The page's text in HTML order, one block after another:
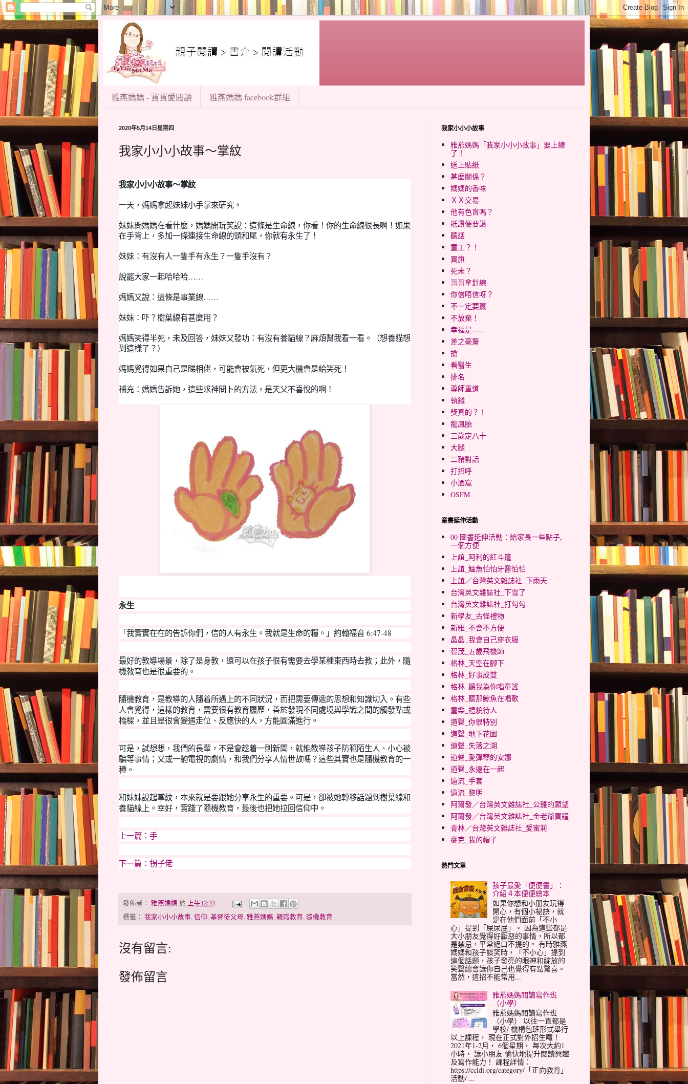
雅燕媽媽 - 寶寶愛閱讀 雅燕媽媽 facebook群組
2020年5月14日星期四
我家小小小故事～掌紋
我家小小小故事～掌紋
一天，媽媽拿起妹妹小手掌來研究。
妹妹問媽媽在看什麼，媽媽開玩笑說：這條是生命線，你看！你的生命線很長啊！如果
在手背上，多加一條連接生命線的頭和尾，你就有永生了！
妹妹：有沒有人一隻手有永生？一隻手沒有？
說罷大家一起哈哈哈……
媽媽又說：這條是事業線……
妹妹：吓？樹葉線有甚麼用？
媽媽笑得半死，未及回答，妹妹又發功：有沒有養貓線？麻煩幫我看一看。（想養貓想
到這樣了？）
媽媽覺得如果自己是睇相佬， 可能會被氣死，但更大機會是給笑死！
補充：媽媽告訴她，這些求神問卜的方法，是天父不喜悅的啊！
永生
「我實實在在的告訴你們，信的人有永生。我就是生命的糧。」約翰福音 6:47-48
最好的教導場景，除了是身教，還可以在孩子很有需要去學某種東西時去教 ； 此外，隨
機教育也是很重要的。
隨機教育，是教導的人隨着所遇上的不同狀況，而把需要傳遞的思想和知識切入。有些
人會覺得，這樣的教育，需要很有教育履歷，善於發現不同處境與學識之間的觸發點或
橋樑 ， 並且是很會變通走位 、 反應快的人，方能圓滿進行。
可是，試想想，我們的長輩，不是會趁着一則新聞，就能教導孩子防範陌生人、小心被
騙等事情；又或一齣電視的劇情，和我們分享人情世故嗎？這些其實也是隨機教育的一
種。
和妹妹說起掌紋，本來就是要跟她分享永生的重要。可是，卻被她轉移話題到樹葉線和
養貓線上。幸好，實踐了隨機教育，最後也把她拉回信仰中。
上一篇：手
下一篇：拐子佬
發佈者： 雅燕媽媽 於 上午12:33
標籤： 我家小小小故事,信仰,基督徒父母,雅燕媽媽,親職教育, 隨機教育
沒有留言:
發佈留言
我家小小小故事
雅燕媽媽「我家小小小故事」要上線
了！
送上貼紙
甚麼關係？
媽媽的香味
ＸＸ交易
他有色盲嗎？
抵讚便要讚
聽話
童工？！
買旗
死未？
哥哥拿針線
你信唔信呀？
不一定要贏
不放棄！
幸福是......
差之毫釐
搶
看醫生
排名
尊師重道
執錢
獎真的？！
龍鳳胎
三歲定八十
大腿
二豬對話
打招呼
小酒窩
OSFM
童書延伸活動
00 圖書延伸活動：給家長一些點子,
一個方便
上誼_阿利的紅斗篷
上誼_鱷魚怕怕牙醫怕怕
上誼／台灣英文雜誌社_下雨天
台灣英文雜誌社_下雪了
台灣英文雜誌社_打勾勾
新學友_古怪禮物
新雅_不會不方便
晶晶_我會自己穿衣服
智茂_五歲飛機師
格林_天空在腳下
格林_好事成雙
格林_聽我為你唱童謠
格林_聽那鯨魚在唱歌
童樂_禮貌待人
道聲_你很特別
道聲_地下花園
道聲_失落之湖
道聲_愛彈琴的安娜
道聲_永遠在一起
遠流_手套
遠流_黎明
阿爾發／台灣英文雜誌社_公雞的願望
阿爾發／台灣英文雜誌社_金老爺買鐘
青林／台灣英文雜誌社_愛蜜莉
麥克_我的帽子
熱門文章
孩子最愛「便便書」：
介紹４本便便繪本
如果你想和小朋友玩得
開心，有個小祕訣，就
是在他們面前「不小
心」提到「屎尿屁」。 因為這些都是
大小朋友覺得好厭惡的事情，所以都
是禁忌，平常絕口不提的。 有時雅燕
媽媽和孩子談笑時，「不小心」提到
這個話題，孩子發亮的眼神和綻放的
笑聲總會讓你自己也覺得有點驚喜。
當然，這招不能常用...
雅燕媽媽閱讀寫作班
（小學）
雅燕媽媽閱讀寫作班
（小學） 以往一直都是
學校/ 機構包班形式舉行
以上課程， 現在正式對外招生囉！
2021年1-2月， 6個星期， 每次大約1
小時， 讓小朋友 愉快地提升閱讀興趣
及寫作能力！ 課程詳情：
https://ccldi.org/category/「正向教育」
活動/ ...